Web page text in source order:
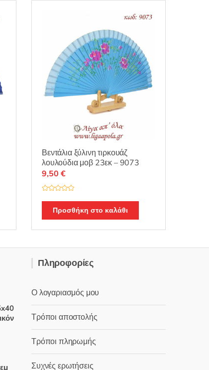
Βεντάλια ξύλινη τιρκουάζ
λουλούδια μοβ 23εκ – 9073
α
ο
ο
θ
κ
ε
α
ό
9,50 €
Προσθήκη στο καλάθι
€
Πληροφορίες
Ο λογαριασμός μου
Τρόποι αποστολής
Τρόποι πληρωμής
Συχνές ερωτήσεις